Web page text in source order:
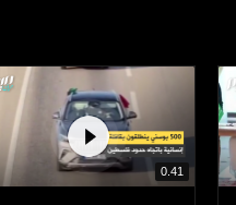
0.41